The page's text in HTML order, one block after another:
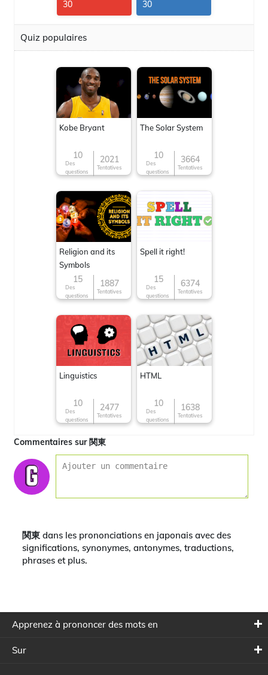
30 30
Quiz populaires
Kobe Bryant
10
Des
questions
2021
Tentatives
The Solar System
10
Des
questions
3664
Tentatives
Religion and its
Symbols
15
Des
questions
1887
Tentatives
Spell it right!
15
Des
questions
6374
Tentatives
Linguistics
10
Des
questions
2477
Tentatives
HTML
10
Des
questions
1638
Tentatives
Commentaires sur 関東
関東 dans les prononciations en japonais avec des
significations, synonymes, antonymes, traductions,
phrases et plus.
Apprenez à prononcer des mots en
Sur